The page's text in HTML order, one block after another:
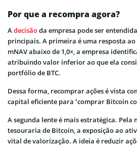
Por que a recompra agora?
Adecisãoda empresa pode ser
principais. A primeira é uma resposta
mNAV abaixo de 1,0×, a empresa
atribuindo valor inferior ao que ela
portfólio de BTC.
Dessa forma, recomprar ações é vista
capital eficiente para ‘comprar Bitcoin
A segunda lente é mais estratégica. Pela
tesouraria de Bitcoin, a exposição ao
vital de valorização. A ideia é reduzir